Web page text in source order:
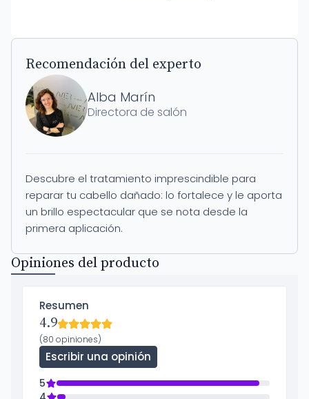
Recomendación del experto
Alba Marín
Directora de salón
Descubre el tratamiento imprescindible para
reparar tu cabello dañado: lo fortalece y le aporta
un brillo espectacular que se nota desde la
primera aplicación.
Opiniones del producto
Resumen
4.9
(80 opiniones)
Escribir una opinión
5